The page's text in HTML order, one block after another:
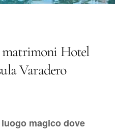
Hotel
Varadero
magico dove